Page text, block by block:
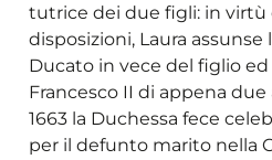
tutrice dei due figli: in virtù
disposizioni, Laura assunse
Ducato in vece del figlio
Francesco II di appena due
1663 la Duchessa fece
per il defunto marito nella